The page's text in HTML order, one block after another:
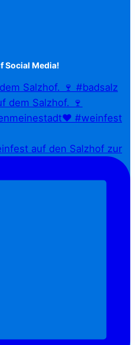
Social Media!
Salzhof. 🍷 #badsalz
auf den Salzhof zur